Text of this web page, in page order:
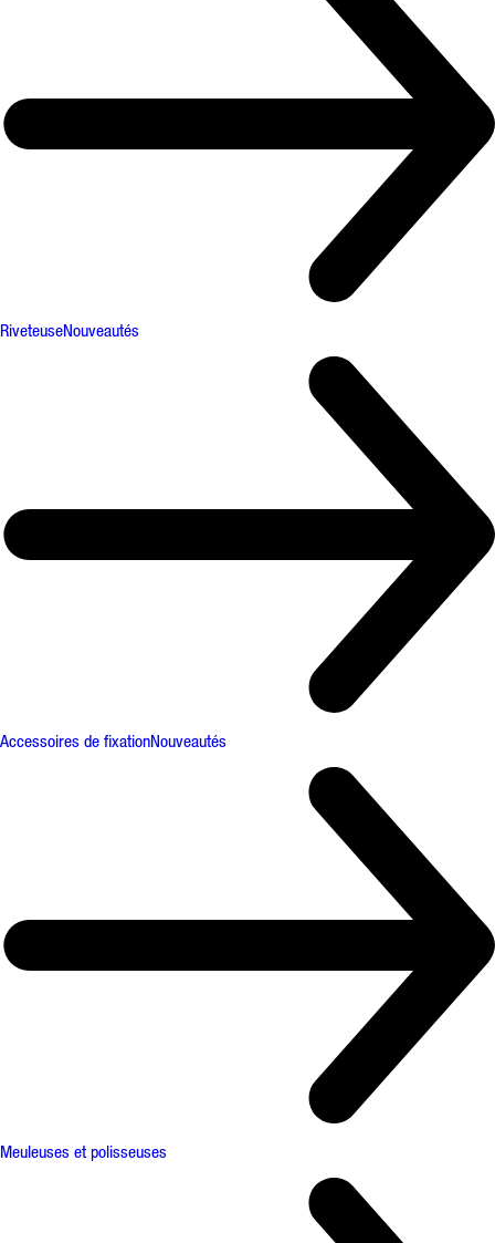
RiveteuseNouveautés
Accessoires de fixationNouveautés
Meuleuses et polisseuses